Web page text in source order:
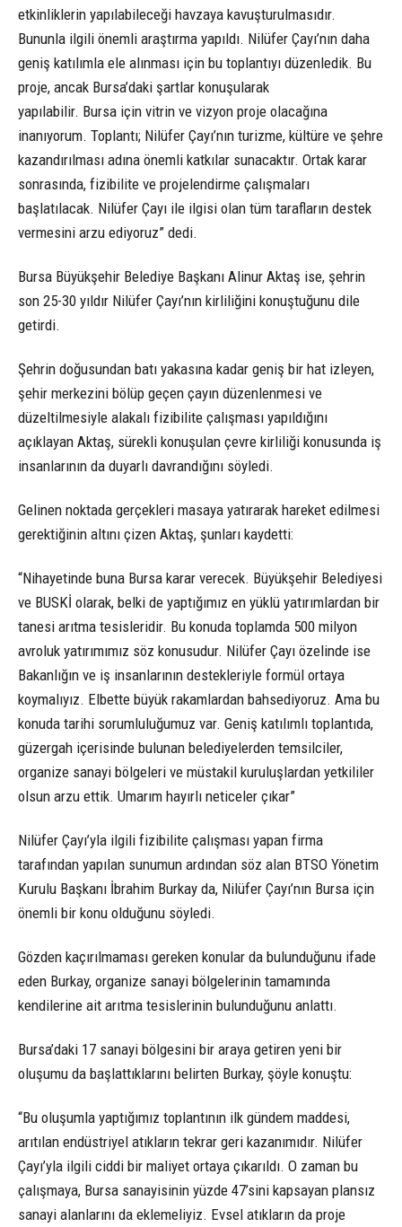
etkinliklerin yapılabileceği havzaya kavuşturulmasıdır.
Bununla ilgili önemli araştırma yapıldı. Nilüfer Çayı’nın daha
geniş katılımla ele alınması için bu toplantıyı düzenledik. Bu
proje, ancak Bursa’daki şartlar konuşularak
yapılabilir. Bursa için vitrin ve vizyon proje olacağına
inanıyorum. Toplantı; Nilüfer Çayı’nın turizme, kültüre ve şehre
kazandırılması adına önemli katkılar sunacaktır. Ortak karar
sonrasında, fizibilite ve projelendirme çalışmaları
başlatılacak. Nilüfer Çayı ile ilgisi olan tüm tarafların destek
vermesini arzu ediyoruz” dedi.
Bursa Büyükşehir Belediye Başkanı Alinur Aktaş ise, şehrin
son 25-30 yıldır Nilüfer Çayı’nın kirliliğini konuştuğunu dile
getirdi.
Şehrin doğusundan batı yakasına kadar geniş bir hat izleyen,
şehir merkezini bölüp geçen çayın düzenlenmesi ve
düzeltilmesiyle alakalı fizibilite çalışması yapıldığını
açıklayan Aktaş, sürekli konuşulan çevre kirliliği konusunda iş
insanlarının da duyarlı davrandığını söyledi.
Gelinen noktada gerçekleri masaya yatırarak hareket edilmesi
gerektiğinin altını çizen Aktaş, şunları kaydetti:
“Nihayetinde buna Bursa karar verecek. Büyükşehir Belediyesi
ve BUSKİ olarak, belki de yaptığımız en yüklü yatırımlardan bir
tanesi arıtma tesisleridir. Bu konuda toplamda 500 milyon
avroluk yatırımımız söz konusudur. Nilüfer Çayı özelinde ise
Bakanlığın ve iş insanlarının destekleriyle formül ortaya
koymalıyız. Elbette büyük rakamlardan bahsediyoruz. Ama bu
konuda tarihi sorumluluğumuz var. Geniş katılımlı toplantıda,
güzergah içerisinde bulunan belediyelerden temsilciler,
organize sanayi bölgeleri ve müstakil kuruluşlardan yetkililer
olsun arzu ettik. Umarım hayırlı neticeler çıkar”
Nilüfer Çayı’yla ilgili fizibilite çalışması yapan firma
tarafından yapılan sunumun ardından söz alan BTSO Yönetim
Kurulu Başkanı İbrahim Burkay da, Nilüfer Çayı’nın Bursa için
önemli bir konu olduğunu söyledi.
Gözden kaçırılmaması gereken konular da bulunduğunu ifade
eden Burkay, organize sanayi bölgelerinin tamamında
kendilerine ait arıtma tesislerinin bulunduğunu anlattı.
Bursa’daki 17 sanayi bölgesini bir araya getiren yeni bir
oluşumu da başlattıklarını belirten Burkay, şöyle konuştu:
“Bu oluşumla yaptığımız toplantının ilk gündem maddesi,
arıtılan endüstriyel atıkların tekrar geri kazanımıdır. Nilüfer
Çayı’yla ilgili ciddi bir maliyet ortaya çıkarıldı. O zaman bu
çalışmaya, Bursa sanayisinin yüzde 47’sini kapsayan plansız
sanayi alanlarını da eklemeliyiz. Evsel atıkların da proje